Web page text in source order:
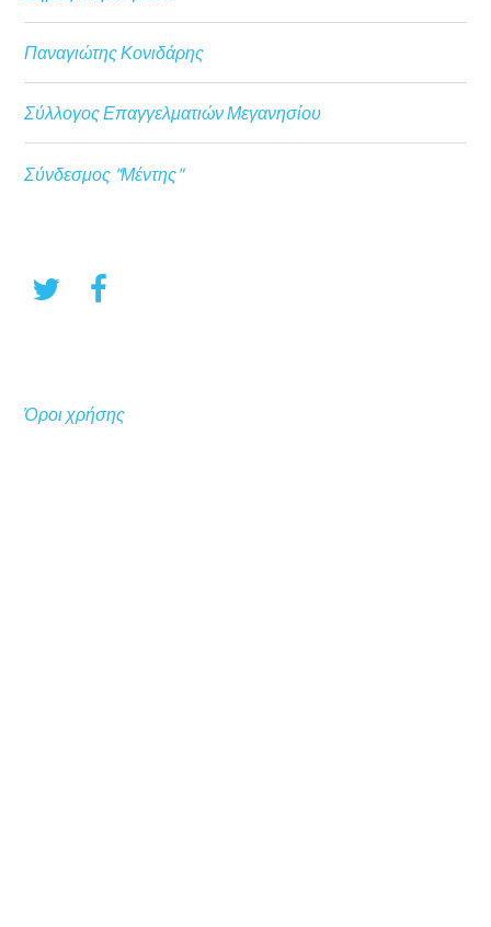
Παναγιώτης Κονιδάρης
Σύλλογος Επαγγελματιών Μεγανησίου
Σύνδεσμος "Μέντης"
Όροι χρήσης